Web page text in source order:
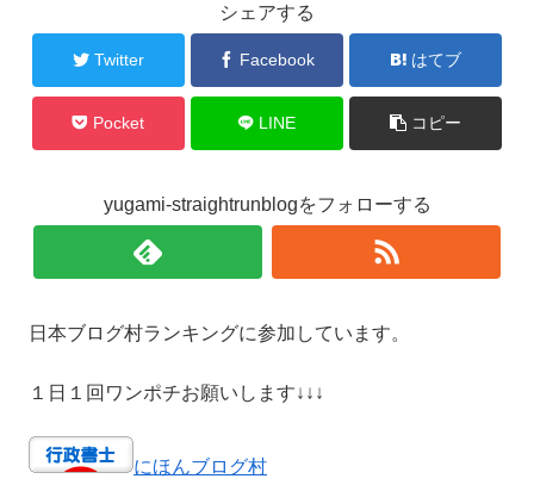
シェアする
Twitter Facebook はてブ
Pocket LINE コピー
yugami-straightrunblogをフォローする
日本ブログ村ランキングに参加しています。
１日１回ワンポチお願いします↓↓↓
にほんブログ村